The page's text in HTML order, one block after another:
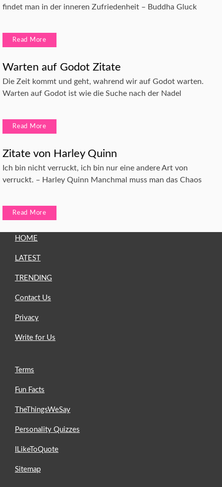
findet man in der inneren Zufriedenheit – Buddha Gluck
Read More
Warten auf Godot Zitate
Die Zeit kommt und geht, wahrend wir auf Godot warten.
Warten auf Godot ist wie die Suche nach der Nadel
Read More
Zitate von Harley Quinn
Ich bin nicht verruckt, ich bin nur eine andere Art von
verruckt. – Harley Quinn Manchmal muss man das Chaos
Read More
HOME
LATEST
TRENDING
Contact Us
Privacy
Write for Us
Terms
Fun Facts
TheThingsWeSay
Personality Quizzes
ILikeToQuote
Sitemap